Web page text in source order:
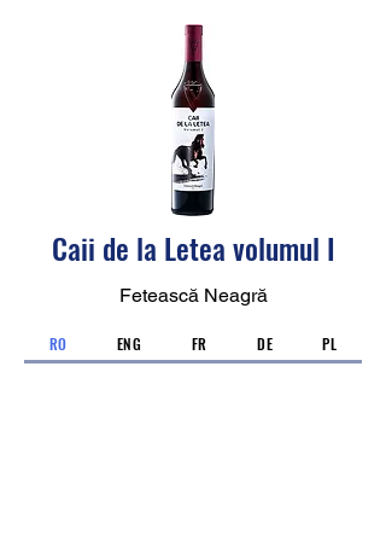
Caii de la Letea volumul I
Fetească Neagră
RO ENG FR DE PL